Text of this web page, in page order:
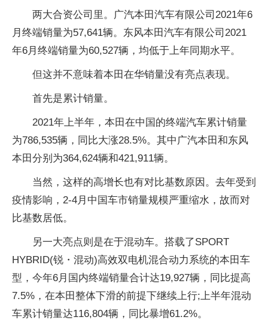
两大合资公司里。广汽本田汽车有限公司2021年6
月终端销量为57,641辆。东风本田汽车有限公司2021
年6月终端销量为60,527辆，均低于上年同期水平。
但这并不意味着本田在华销量没有亮点表现。
首先是累计销量。
2021年上半年，本田在中国的终端汽车累计销量
为786,535辆，同比大涨28.5%。其中广汽本田和东风
本田分别为364,624辆和421,911辆。
当然，这样的高增长也有对比基数原因。去年受到
疫情影响，2-4月中国车市销量规模严重缩水，故而对
比基数居低。
另一大亮点则是在于混动车。搭载了SPORT
HYBRID(锐・混动)高效双电机混合动力系统的本田车
型，今年6月国内终端销量合计达19,927辆，同比提高
7.5%，在本田整体下滑的前提下继续上行;上半年混动
车累计销量达116,804辆，同比暴增61.2%。